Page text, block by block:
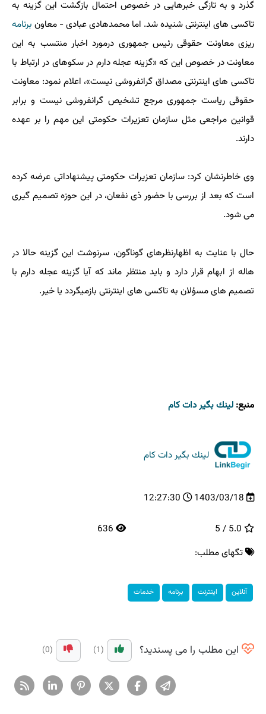
گذرد و به تازگی خبرهایی در خصوص احتمال بازگشت این گزینه به
تاکسی های اینترنتی شنیده شد. اما محمدهادی عبادی - معاون برنامه
ریزی معاونت حقوقی رئیس جمهوری درمورد اخبار منتسب به این
معاونت در خصوص این که «گزینه عجله دارم در سکوهای در ارتباط با
تاکسی های اینترنتی مصداق گرانفروشی نیست»، اعلام نمود: معاونت
حقوقی ریاست جمهوری مرجع تشخیص گرانفروشی نیست و برابر
قوانین مراجعی مثل سازمان تعزیرات حکومتی این مهم را بر عهده
دارند.
وی خاطرنشان کرد: سازمان تعزیرات حکومتی پیشنهاداتی عرضه کرده
است که بعد از بررسی با حضور ذی نفعان، در این حوزه تصمیم گیری
می شود.
حال با عنایت به اظهارنظرهای گوناگون، سرنوشت این گزینه حالا در
هاله از ابهام قرار دارد و باید منتظر ماند که آیا گزینه عجله دارم با
تصمیم های مسؤلان به تاکسی های اینترنتی بازمیگردد یا خیر.
منبع: لینك بگیر دات كام
لینك بگیر دات كام
1403/03/18
12:27:30
تگهای مطلب:
آنلاین اینترنت برنامه خدمات
این مطلب را می پسندید؟ (1)
(0)